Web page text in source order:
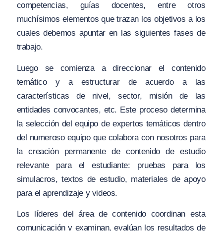
competencias, guías docentes, entre otros
muchísimos elementos que trazan los objetivos a los
cuales debemos apuntar en las siguientes fases de
trabajo.
Luego se comienza a direccionar el contenido
temático y a estructurar de acuerdo a las
características de nivel, sector, misión de las
entidades convocantes, etc. Este proceso determina
la selección del equipo de expertos temáticos dentro
del numeroso equipo que colabora con nosotros para
la creación permanente de contenido de estudio
relevante para el estudiante: pruebas para los
simulacros, textos de estudio, materiales de apoyo
para el aprendizaje y videos.
Los líderes del área de contenido coordinan esta
comunicación y examinan, evalúan los resultados de